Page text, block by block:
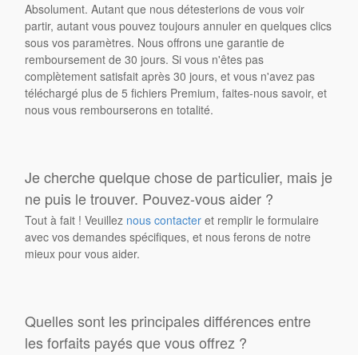
Absolument. Autant que nous détesterions de vous voir
partir, autant vous pouvez toujours annuler en quelques clics
sous vos paramètres. Nous offrons une garantie de
remboursement de 30 jours. Si vous n'êtes pas
complètement satisfait après 30 jours, et vous n'avez pas
téléchargé plus de 5 fichiers Premium, faites-nous savoir, et
nous vous rembourserons en totalité.
Je cherche quelque chose de particulier, mais je
ne puis le trouver. Pouvez-vous aider ?
Tout à fait ! Veuillez nous contacter et remplir le formulaire
avec vos demandes spécifiques, et nous ferons de notre
mieux pour vous aider.
Quelles sont les principales différences entre
les forfaits payés que vous offrez ?